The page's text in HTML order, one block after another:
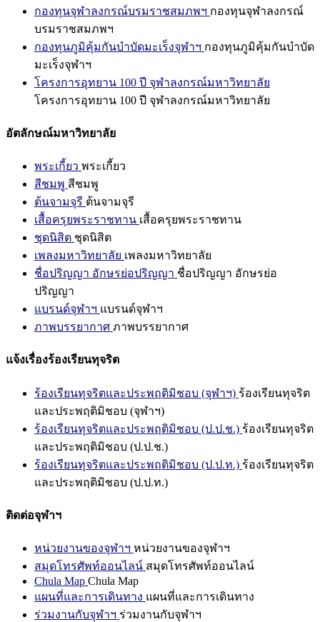
กองทุนจุฬาลงกรณ์บรมราชสมภพฯ กองทุนจุฬาลงกรณ์
บรมราชสมภพฯ
กองทุนภูมิคุ้มกันบำบัดมะเร็งจุฬาฯ กองทุนภูมิคุ้มกันบำบัด
มะเร็งจุฬาฯ
โครงการอุทยาน 100 ปี จุฬาลงกรณ์มหาวิทยาลัย
โครงการอุทยาน 100 ปี จุฬาลงกรณ์มหาวิทยาลัย
อัตลักษณ์มหาวิทยาลัย
พระเกี้ยว พระเกี้ยว
สีชมพู สีชมพู
ต้นจามจุรี ต้นจามจุรี
เสื้อครุยพระราชทาน เสื้อครุยพระราชทาน
ชุดนิสิต ชุดนิสิต
เพลงมหาวิทยาลัย เพลงมหาวิทยาลัย
ชื่อปริญญา อักษรย่อปริญญา ชื่อปริญญา อักษรย่อ
ปริญญา
แบรนด์จุฬาฯ แบรนด์จุฬาฯ
ภาพบรรยากาศ ภาพบรรยากาศ
แจ้งเรื่องร้องเรียนทุจริต
ร้องเรียนทุจริตและประพฤติมิชอบ (จุฬาฯ) ร้องเรียนทุจริต
และประพฤติมิชอบ (จุฬาฯ)
ร้องเรียนทุจริตและประพฤติมิชอบ (ป.ป.ช.) ร้องเรียนทุจริต
และประพฤติมิชอบ (ป.ป.ช.)
ร้องเรียนทุจริตและประพฤติมิชอบ (ป.ป.ท.) ร้องเรียนทุจริต
และประพฤติมิชอบ (ป.ป.ท.)
ติดต่อจุฬาฯ
หน่วยงานของจุฬาฯ หน่วยงานของจุฬาฯ
สมุดโทรศัพท์ออนไลน์ สมุดโทรศัพท์ออนไลน์
Chula Map Chula Map
แผนที่และการเดินทาง แผนที่และการเดินทาง
ร่วมงานกับจุฬาฯ ร่วมงานกับจุฬาฯ